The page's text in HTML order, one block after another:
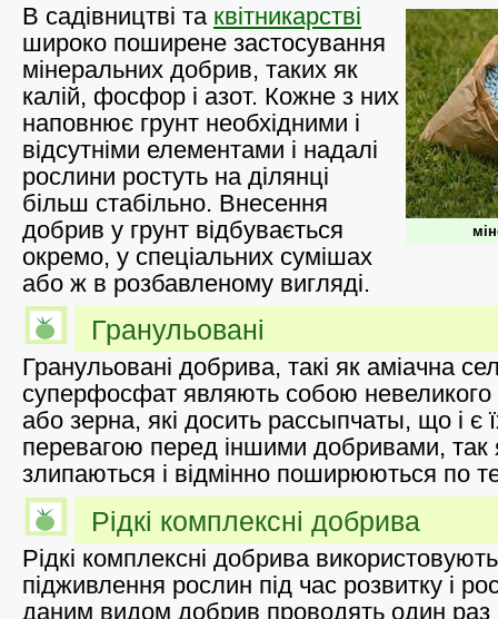
В садівництві та квітникарстві
широко поширене застосування
мінеральних добрив, таких як
калій, фосфор і азот. Кожне з них
наповнює грунт необхідними і
відсутніми елементами і надалі
рослини ростуть на ділянці
більш стабільно. Внесення
добрив у грунт відбувається
окремо, у спеціальних сумішах
або ж в розбавленому вигляді.
Гранульовані
Гранульовані добрива, такі як аміачна
суперфосфат являють собою невеликого
або зерна, які досить рассыпчаты, що і є
перевагою перед іншими добривами, так
злипаються і відмінно поширюються по
Рідкі комплексні добрива
Рідкі комплексні добрива
підживлення рослин під час розвитку і
даним видом добрив проводять один раз